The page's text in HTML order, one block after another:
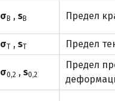
σВ ,sВ Предел
σТ ,sТ Предел
σ0,2 ,s0,2
Предел